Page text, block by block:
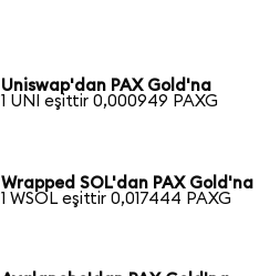
Uniswap'dan PAX Gold'na
1 UNI eşittir 0,000949 PAXG
Wrapped SOL'dan PAX Gold'na
1 WSOL eşittir 0,017444 PAXG